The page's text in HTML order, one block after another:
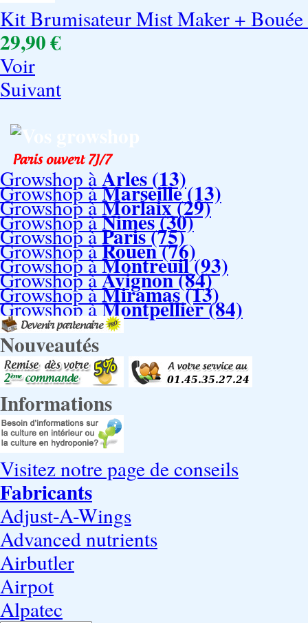
Kit Brumisateur Mist Maker + Bouée
29,90 €
Voir
Suivant
Growshop àArles (13)
Growshop àMarseille (13)
Growshop àMorlaix (29)
Growshop àNimes (30)
Growshop àParis (75)
Growshop àRouen (76)
Growshop àMontreuil (93)
Growshop àAvignon (84)
Growshop àMiramas (13)
Growshop àMontpellier (84)
Nouveautés
Informations
Visitez notre page de conseils
Fabricants
Adjust-A-Wings
Advanced nutrients
Airbutler
Airpot
Alpatec